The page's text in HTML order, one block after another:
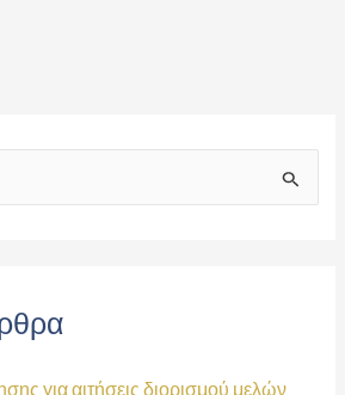
για αιτήσεις διορισμού μελών